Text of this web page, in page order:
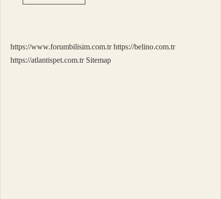
Adet
Hamilelik
Belli
https://www.forumbilisim.com.tr https://belino.com.tr
https://atlantispet.com.tr Sitemap